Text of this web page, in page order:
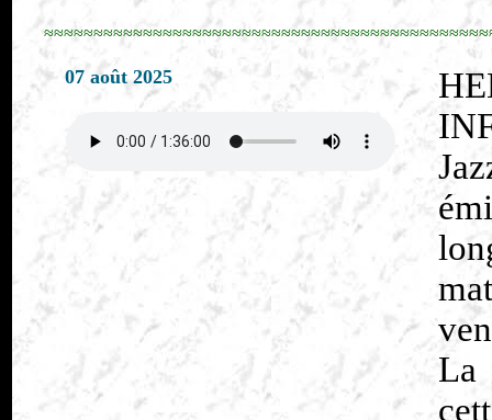
07 août 2025
La